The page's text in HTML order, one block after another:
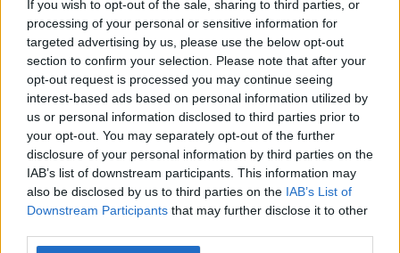
If you wish to opt-out of the sale, sharing to third parties, or
processing of your personal or sensitive information for
targeted advertising by us, please use the below opt-out
section to confirm your selection. Please note that after your
opt-out request is processed you may continue seeing
interest-based ads based on personal information utilized by
us or personal information disclosed to third parties prior to
your opt-out. You may separately opt-out of the further
disclosure of your personal information by third parties on the
IAB’s list of downstream participants. This information may
also be disclosed by us to third parties on the IAB’s List of
Downstream Participants that may further disclose it to other